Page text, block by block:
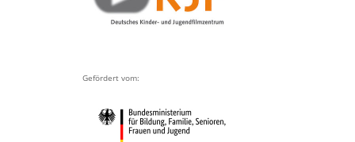
Gefördert vom: